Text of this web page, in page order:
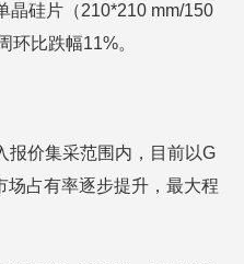
晶硅片（210*210 mm/150
环比跌幅11%。
报价集采范围内，目前以G
场占有率逐步提升，最大程